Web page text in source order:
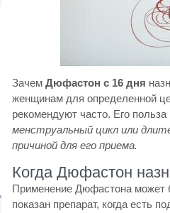
Зачем Дюфастон с 16 дня
женщинам для определенной
рекомендуют часто. Его
менструальный цикл или
причиной для его приема.
Когда Дюфастон
Применение Дюфастона может
показан препарат, когда есть